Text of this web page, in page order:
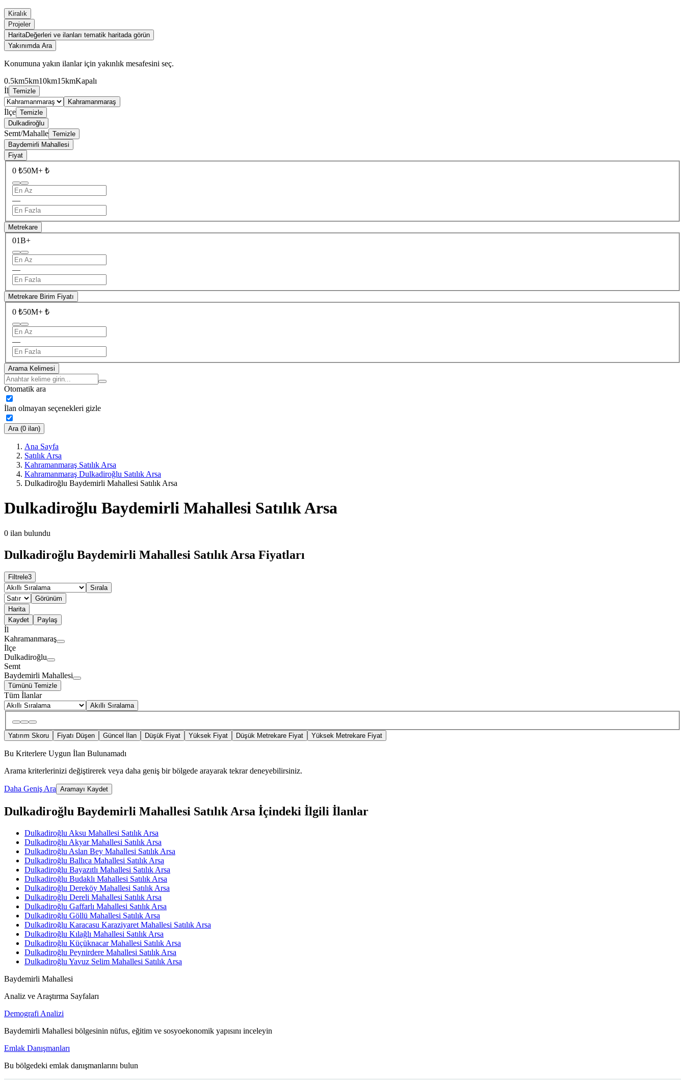
Kiralık
Projeler
HaritaDeğerleri ve ilanları tematik haritada görün
Yakınımda Ara
Konumuna yakın ilanlar için yakınlık mesafesini seç.
0.5km5km10km15kmKapalı
İl Temizle
Kahramanmaraş
İlçe Temizle
Dulkadiroğlu
Semt/Mahalle Temizle
Baydemirli Mahallesi
Fiyat
0 ₺50M+ ₺
—
Metrekare
01B+
—
Metrekare Birim Fiyatı
0 ₺50M+ ₺
—
Arama Kelimesi
Otomatik ara
İlan olmayan seçenekleri gizle
Ara (0 ilan)
Ana Sayfa
Satılık Arsa
Kahramanmaraş Satılık Arsa
Kahramanmaraş Dulkadiroğlu Satılık Arsa
Dulkadiroğlu Baydemirli Mahallesi Satılık Arsa
Dulkadiroğlu Baydemirli Mahallesi Satılık Arsa
0 ilan bulundu
Dulkadiroğlu Baydemirli Mahallesi Satılık Arsa Fiyatları
Filtrele3
Sırala
Görünüm
Harita
Kaydet
Paylaş
İl
Kahramanmaraş
İlçe
Dulkadiroğlu
Semt
Baydemirli Mahallesi
Tümünü Temizle
Tüm İlanlar
Akıllı Sıralama
Yatırım Skoru Fiyatı Düşen Güncel İlan Düşük Fiyat Yüksek Fiyat Düşük Metrekare Fiyat Yüksek Metrekare Fiyat
Bu Kriterlere Uygun İlan Bulunamadı
Arama kriterlerinizi değiştirerek veya daha geniş bir bölgede arayarak tekrar deneyebilirsiniz.
Daha Geniş Ara Aramayı Kaydet
Dulkadiroğlu Baydemirli Mahallesi Satılık Arsa İçindeki İlgili İlanlar
Dulkadiroğlu Aksu Mahallesi Satılık Arsa
Dulkadiroğlu Akyar Mahallesi Satılık Arsa
Dulkadiroğlu Aslan Bey Mahallesi Satılık Arsa
Dulkadiroğlu Ballıca Mahallesi Satılık Arsa
Dulkadiroğlu Bayazıtlı Mahallesi Satılık Arsa
Dulkadiroğlu Budaklı Mahallesi Satılık Arsa
Dulkadiroğlu Dereköy Mahallesi Satılık Arsa
Dulkadiroğlu Dereli Mahallesi Satılık Arsa
Dulkadiroğlu Gaffarlı Mahallesi Satılık Arsa
Dulkadiroğlu Göllü Mahallesi Satılık Arsa
Dulkadiroğlu Karacasu Karaziyaret Mahallesi Satılık Arsa
Dulkadiroğlu Kılağlı Mahallesi Satılık Arsa
Dulkadiroğlu Küçüknacar Mahallesi Satılık Arsa
Dulkadiroğlu Peynirdere Mahallesi Satılık Arsa
Dulkadiroğlu Yavuz Selim Mahallesi Satılık Arsa
Baydemirli Mahallesi
Analiz ve Araştırma Sayfaları
Demografi Analizi
Baydemirli Mahallesi bölgesinin nüfus, eğitim ve sosyoekonomik yapısını inceleyin
Emlak Danışmanları
Bu bölgedeki emlak danışmanlarını bulun